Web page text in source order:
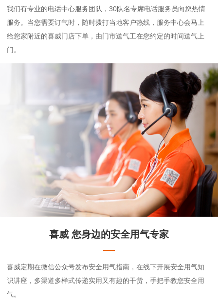
我们有专业的电话中心服务团队，30队名专席电话服务员向您热情
服务。当您需要订气时，随时拨打当地客户热线，服务中心会马上
给您家附近的喜威门店下单，由门市送气工在您约定的时间送气上
门。
喜威 您身边的安全用气专家
喜威定期在微信公众号发布安全用气指南，在线下开展安全用气知
识讲座，多渠道多样式传递实用又有趣的干货，手把手教您安全用
气。